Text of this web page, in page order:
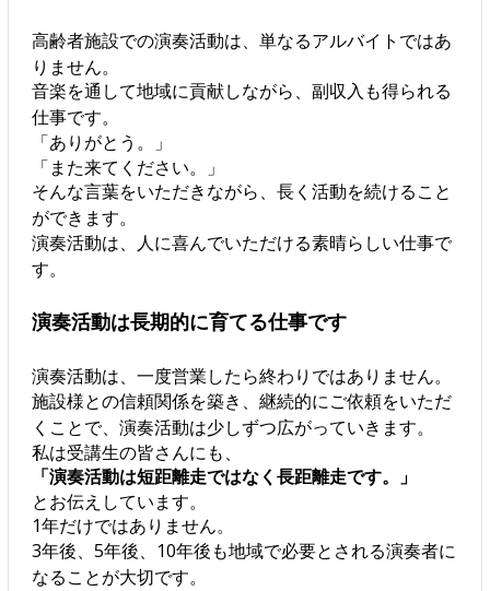
高齢者施設での演奏活動は、単なるアルバイトではあ
りません。
音楽を通して地域に貢献しながら、副収入も得られる
仕事です。
「ありがとう。」
「また来てください。」
そんな言葉をいただきながら、長く活動を続けること
ができます。
演奏活動は、人に喜んでいただける素晴らしい仕事で
す。
演奏活動は長期的に育てる仕事です
演奏活動は、一度営業したら終わりではありません。
施設様との信頼関係を築き、継続的にご依頼をいただ
くことで、演奏活動は少しずつ広がっていきます。
私は受講生の皆さんにも、
「演奏活動は短距離走ではなく長距離走です。」
とお伝えしています。
1年だけではありません。
3年後、5年後、10年後も地域で必要とされる演奏者に
なることが大切です。